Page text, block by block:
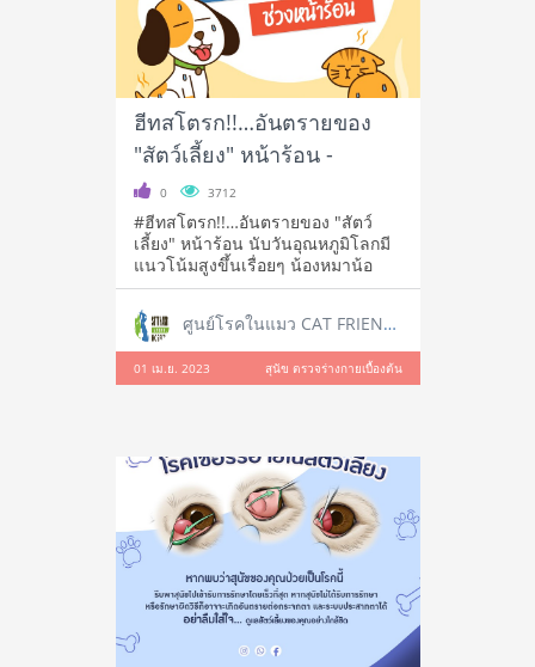
ฮีทสโตรก!!…อันตรายของ
"สัตว์เลี้ยง" หน้าร้อน -
0 3712
#ฮีทสโตรก!!…อันตรายของ "สัตว์
เลี้ยง" หน้าร้อน นับวันอุณหภูมิโลกมี
แนวโน้มสูงขึ้นเรื่อยๆ น้องหมาน้อ
ศูนย์โรคในแมว CAT FRIENDLY CLINIC
01 เม.ย. 2023 สุนัข ตรวจร่างกายเบื้องต้น